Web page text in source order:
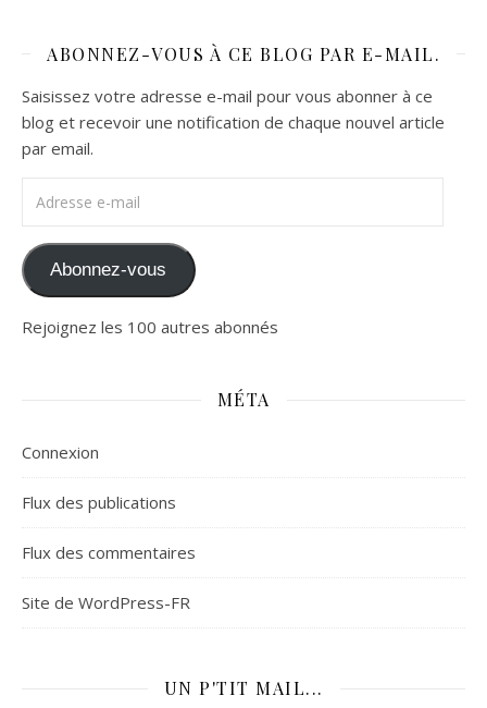
ABONNEZ-VOUS À CE BLOG PAR E-MAIL.
Saisissez votre adresse e-mail pour vous abonner à ce
blog et recevoir une notification de chaque nouvel article
par email.
Abonnez-vous
Rejoignez les 100 autres abonnés
MÉTA
Connexion
Flux des publications
Flux des commentaires
Site de WordPress-FR
UN P'TIT MAIL...